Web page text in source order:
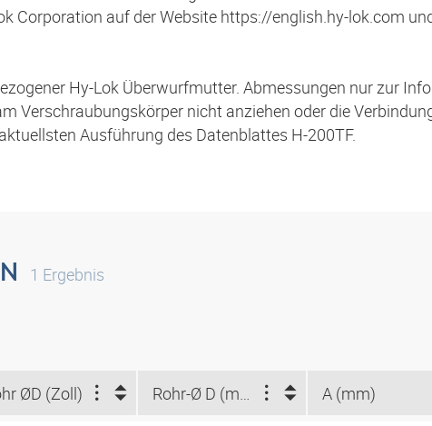
Corporation auf der Website https://english.hy-lok.com
Hy-Lok Überwurfmutter. Abmessungen nur zur
Verschraubungskörper nicht anziehen oder die
Ausführung des Datenblattes H-200TF.
1 Ergebnis
ØD (Zoll) A (mm)